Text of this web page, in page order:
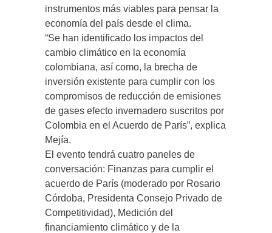
instrumentos más viables para pensar la
economía del país desde el clima.
“Se han identificado los impactos del
cambio climático en la economía
colombiana, así como, la brecha de
inversión existente para cumplir con los
compromisos de reducción de emisiones
de gases efecto invernadero suscritos por
Colombia en el Acuerdo de París”, explica
Mejía.
El evento tendrá cuatro paneles de
conversación: Finanzas para cumplir el
acuerdo de París (moderado por Rosario
Córdoba, Presidenta Consejo Privado de
Competitividad), Medición del
financiamiento climático y de la